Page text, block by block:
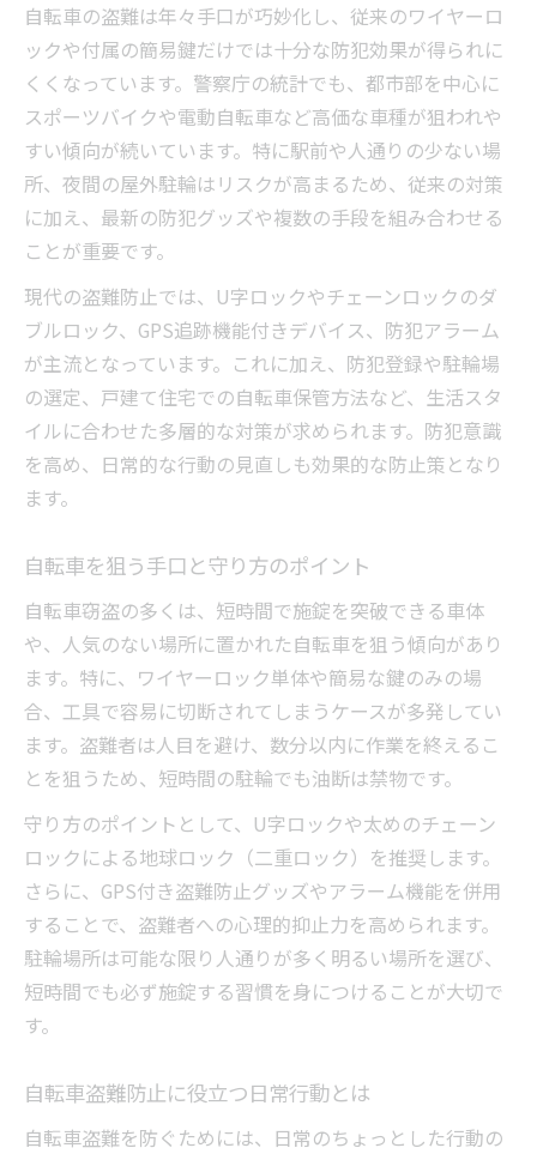
自転車盗難防止100均グッズの実用性を検証
ダブルロックが自転車を守る理由
自転車ダブルロックの防犯力を徹底検証
ダブルロックが盗難防止に有効な理由
自転車の鍵を組み合わせる際の注意点
ダブルロックと地球ロックの併用テクニッ
ク
最強ダブルロックで自転車を守る方法
GPSで愛車を追跡する防犯最前線
自転車盗難防止GPSの仕組みと選び方
自転車用GPSトラッカー活用のポイント
自転車盗難対策におすすめのGPSグッズ
GPSとアラームの連携で盗難リスク減少
自転車に強さをプラスする防犯対策
自転車防犯対策に役立つ複合的な工夫
自転車盗難防止グッズの効果的な使い方
自転車を守るためのアラーム活用術
自転車カバーやチェーンの選び方のコツ
盗難リスクを下げる日常の自転車管理法
自転車盗難防止に効く日常の心がけ
自転車管理で盗難リスクを下げるコツ
自転車盗難防止に強い駐輪場所の選び方
戸建てでの自転車盗難防止ポイント
自転車盗難防止のための施錠習慣とは
自転車の盗難は年々手口が巧妙化し、従来のワイヤーロ
ックや付属の簡易鍵だけでは十分な防犯効果が得られに
くくなっています。警察庁の統計でも、都市部を中心に
スポーツバイクや電動自転車など高価な車種が狙われや
すい傾向が続いています。特に駅前や人通りの少ない場
所、夜間の屋外駐輪はリスクが高まるため、従来の対策
に加え、最新の防犯グッズや複数の手段を組み合わせる
ことが重要です。
現代の盗難防止では、U字ロックやチェーンロックのダ
ブルロック、GPS追跡機能付きデバイス、防犯アラーム
が主流となっています。これに加え、防犯登録や駐輪場
の選定、戸建て住宅での自転車保管方法など、生活スタ
イルに合わせた多層的な対策が求められます。防犯意識
を高め、日常的な行動の見直しも効果的な防止策となり
ます。
自転車を狙う手口と守り方のポイント
自転車窃盗の多くは、短時間で施錠を突破できる車体
や、人気のない場所に置かれた自転車を狙う傾向があり
ます。特に、ワイヤーロック単体や簡易な鍵のみの場
合、工具で容易に切断されてしまうケースが多発してい
ます。盗難者は人目を避け、数分以内に作業を終えるこ
とを狙うため、短時間の駐輪でも油断は禁物です。
守り方のポイントとして、U字ロックや太めのチェーン
ロックによる地球ロック（二重ロック）を推奨します。
さらに、GPS付き盗難防止グッズやアラーム機能を併用
することで、盗難者への心理的抑止力を高められます。
駐輪場所は可能な限り人通りが多く明るい場所を選び、
短時間でも必ず施錠する習慣を身につけることが大切で
す。
自転車盗難防止に役立つ日常行動とは
自転車盗難を防ぐためには、日常のちょっとした行動の